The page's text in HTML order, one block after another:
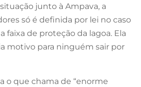
junto à Ampava, a
só é definida por lei no caso
faixa de proteção da lagoa. Ela
motivo para ninguém sair por
o que chama de “enorme